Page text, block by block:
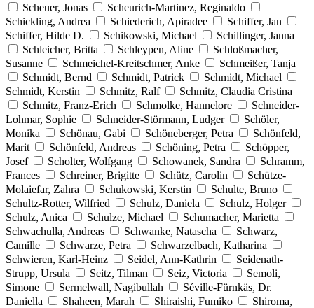
Scheuer, Jonas
Scheurich-Martinez, Reginaldo
Schickling, Andrea
Schiederich, Apiradee
Schiffer, Jan
Schiffer, Hilde D.
Schikowski, Michael
Schillinger, Janna
Schleicher, Britta
Schleypen, Aline
Schloßmacher,
Susanne
Schmeichel-Kreitschmer, Anke
Schmeißer, Tanja
Schmidt, Bernd
Schmidt, Patrick
Schmidt, Michael
Schmidt, Kerstin
Schmitz, Ralf
Schmitz, Claudia Cristina
Schmitz, Franz-Erich
Schmolke, Hannelore
Schneider-
Lohmar, Sophie
Schneider-Störmann, Ludger
Schöler,
Monika
Schönau, Gabi Schöneberger, Petra
Schönfeld,
Marit
Schönfeld, Andreas Schöning, Petra
Schöpper,
Josef
Scholter, Wolfgang Schowanek, Sandra
Schramm,
Frances
Schreiner, Brigitte Schütz, Carolin
Schütze-
Molaiefar, Zahra
Schukowski, Kerstin
Schulte, Bruno
Schultz-Rotter, Wilfried
Schulz, Daniela
Schulz, Holger
Schulz, Anica
Schulze, Michael
Schumacher, Marietta
Schwachulla, Andreas
Schwanke, Natascha
Schwarz,
Camille
Schwarze, Petra
Schwarzelbach, Katharina
Schwieren, Karl-Heinz
Seidel, Ann-Kathrin
Seidenath-
Strupp, Ursula
Seitz, Tilman Seiz, Victoria
Semoli,
Simone
Sermelwall, Nagibullah
Séville-Fürnkäs, Dr.
Daniella
Shaheen, Marah Shiraishi, Fumiko
Shiroma,